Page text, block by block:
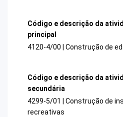
Código e descrição da
principal
4120-4/00 | Construção de
Código e descrição da
secundária
4299-5/01 | Construção de
recreativas